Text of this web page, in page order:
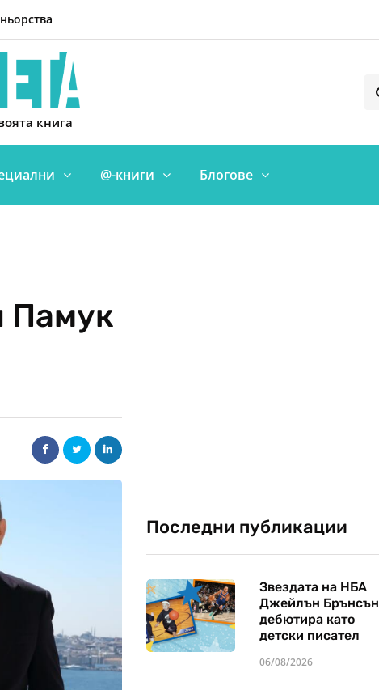
книга
@-книги Блогове
Памук
Последни публикации
Звездата на НБА
Джейлън Брънсън
дебютира като
детски писател
06/08/2026